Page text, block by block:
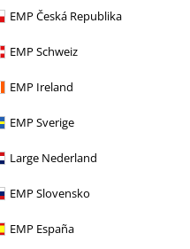
EMP Česká Republika
EMP Schweiz
EMP Ireland
EMP Sverige
Large Nederland
EMP Slovensko
EMP España
139,99 €
18 Eye Sneaker Black Red Canvas
T.U.K.
Stiefel